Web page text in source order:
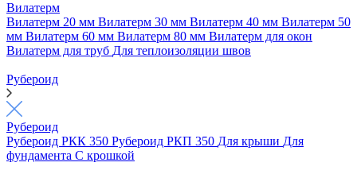
Вилатерм
Вилатерм 20 мм Вилатерм 30 мм Вилатерм 40 мм Вилатерм 50
мм Вилатерм 60 мм Вилатерм 80 мм Вилатерм для окон
Вилатерм для труб Для теплоизоляции швов
Рубероид
Рубероид
Рубероид РКК 350 Рубероид РКП 350 Для крыши Для
фундамента С крошкой